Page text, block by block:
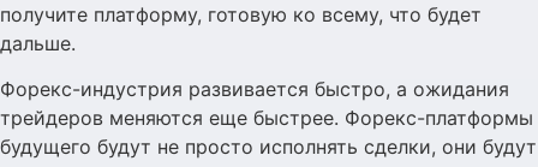
получите платформу, готовую ко всему, что будет
дальше.
Форекс-индустрия развивается быстро, а ожидания
трейдеров меняются еще быстрее. Форекс-платформы
будущего будут не просто исполнять сделки, они будут